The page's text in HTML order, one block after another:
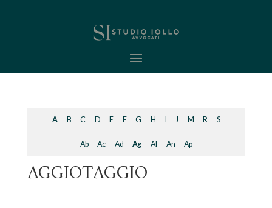
A B C D E F G H I J M R S
Ab Ac Ad Ag Al An Ap
AGGIOTAGGIO